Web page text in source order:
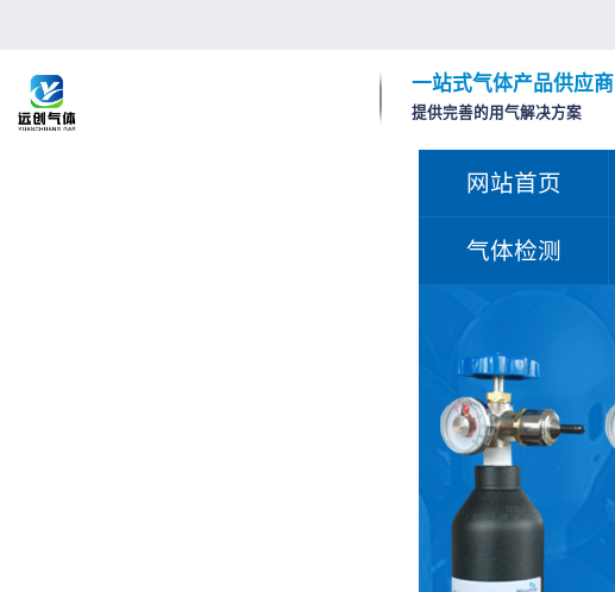
一站式气体产品供应商
提供完善的用气解决方案
网站首页
气体检测